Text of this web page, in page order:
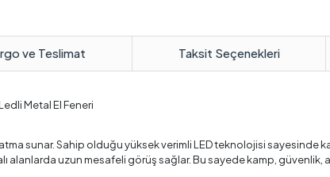
ve Teslimat Taksit Seçenekleri
Metal El Feneri
sunar. Sahip olduğu yüksek verimli LED teknolojisi sayesinde
uzun mesafeli görüş sağlar. Bu sayede kamp, güvenlik,